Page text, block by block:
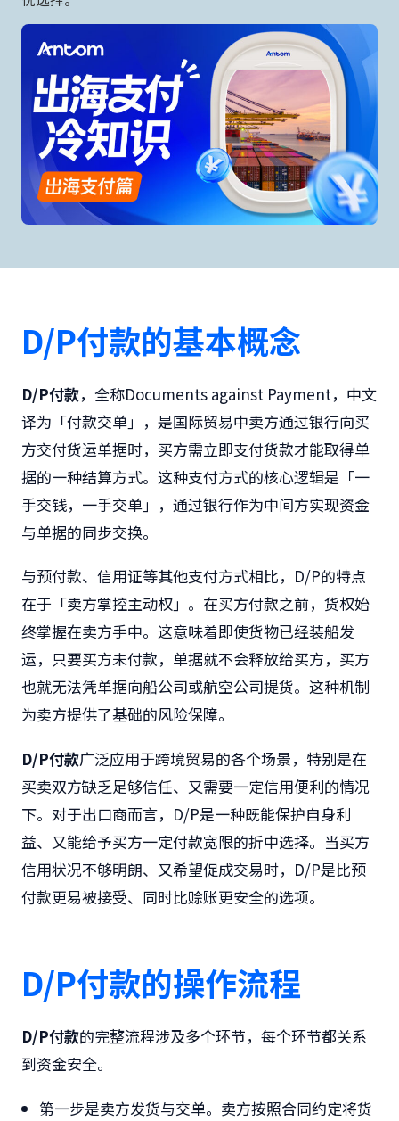
D/P付款的基本概念
D/P付款，全称Documents against Payment，中文
译为「付款交单」，是国际贸易中卖方通过银行向买
方交付货运单据时，买方需立即支付货款才能取得单
据的一种结算方式。这种支付方式的核心逻辑是「一
手交钱，一手交单」，通过银行作为中间方实现资金
与单据的同步交换。
与预付款、信用证等其他支付方式相比，D/P的特点
在于「卖方掌控主动权」。在买方付款之前，货权始
终掌握在卖方手中。这意味着即使货物已经装船发
运，只要买方未付款，单据就不会释放给买方，买方
也就无法凭单据向船公司或航空公司提货。这种机制
为卖方提供了基础的风险保障。
D/P付款广泛应用于跨境贸易的各个场景，特别是在
买卖双方缺乏足够信任、又需要一定信用便利的情况
下。对于出口商而言，D/P是一种既能保护自身利
益、又能给予买方一定付款宽限的折中选择。当买方
信用状况不够明朗、又希望促成交易时，D/P是比预
付款更易被接受、同时比赊账更安全的选项。
D/P付款的操作流程
D/P付款的完整流程涉及多个环节，每个环节都关系
到资金安全。
第一步是卖方发货与交单。卖方按照合同约定将货